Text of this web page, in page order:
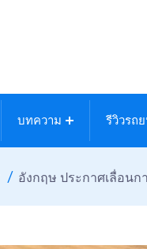
บทความ รีวิวรถ
อังกฤษ ประกาศเลื่อน